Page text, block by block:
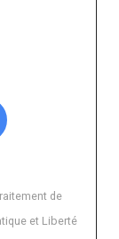
de
et Liberté